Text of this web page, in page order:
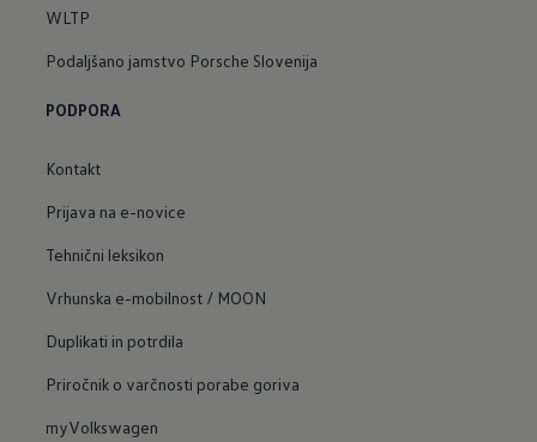
WLTP
Podaljšano jamstvo Porsche Slovenija
PODPORA
Kontakt
Prijava na e-novice
Tehnični leksikon
Vrhunska e-mobilnost / MOON
Duplikati in potrdila
Priročnik o varčnosti porabe goriva
myVolkswagen